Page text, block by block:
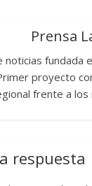
Prensa
noticias fundada
proyecto
frente a
respuesta